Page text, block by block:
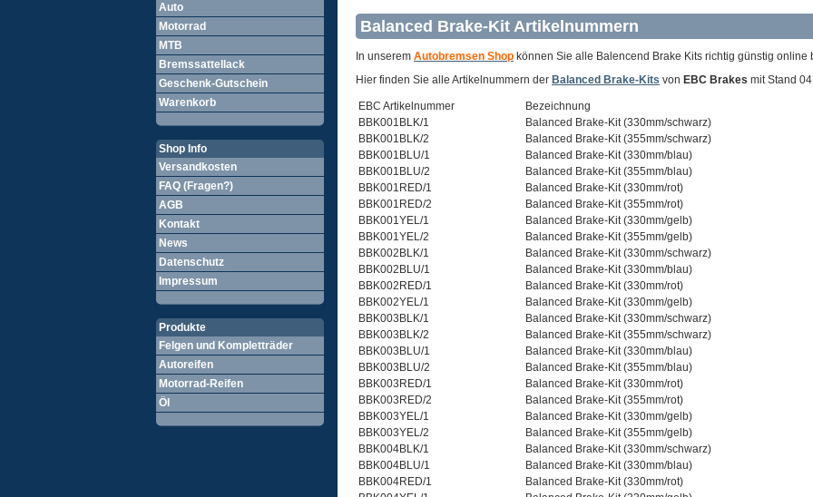
Auto
Motorrad
MTB
Bremssattellack
Geschenk-Gutschein
Warenkorb
Shop Info
Versandkosten
FAQ (Fragen?)
AGB
Kontakt
News
Datenschutz
Impressum
Produkte
Felgen und Kompletträder
Autoreifen
Motorrad-Reifen
Öl
Balanced Brake-Kit Artikelnummern
In unserem Autobremsen Shop können Sie alle Balencend Brake Kits richtig günstig online
Hier finden Sie alle Artikelnummern der Balanced Brake-Kits von EBC Brakes mit Stand
EBC Artikelnummer
Bezeichnung
BBK001BLK/1
Balanced Brake-Kit (330mm/schwarz)
BBK001BLK/2
Balanced Brake-Kit (355mm/schwarz)
BBK001BLU/1
Balanced Brake-Kit (330mm/blau)
BBK001BLU/2
Balanced Brake-Kit (355mm/blau)
BBK001RED/1
Balanced Brake-Kit (330mm/rot)
BBK001RED/2
Balanced Brake-Kit (355mm/rot)
BBK001YEL/1
Balanced Brake-Kit (330mm/gelb)
BBK001YEL/2
Balanced Brake-Kit (355mm/gelb)
BBK002BLK/1
Balanced Brake-Kit (330mm/schwarz)
BBK002BLU/1
Balanced Brake-Kit (330mm/blau)
BBK002RED/1
Balanced Brake-Kit (330mm/rot)
BBK002YEL/1
Balanced Brake-Kit (330mm/gelb)
BBK003BLK/1
Balanced Brake-Kit (330mm/schwarz)
BBK003BLK/2
Balanced Brake-Kit (355mm/schwarz)
BBK003BLU/1
Balanced Brake-Kit (330mm/blau)
BBK003BLU/2
Balanced Brake-Kit (355mm/blau)
BBK003RED/1
Balanced Brake-Kit (330mm/rot)
BBK003RED/2
Balanced Brake-Kit (355mm/rot)
BBK003YEL/1
Balanced Brake-Kit (330mm/gelb)
BBK003YEL/2
Balanced Brake-Kit (355mm/gelb)
BBK004BLK/1
Balanced Brake-Kit (330mm/schwarz)
BBK004BLU/1
Balanced Brake-Kit (330mm/blau)
BBK004RED/1
Balanced Brake-Kit (330mm/rot)